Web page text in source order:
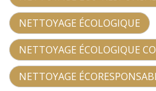
NETTOYAGE ÉCOLOGIQUE
NETTOYAGE ÉCOLOGIQUE
NETTOYAGE